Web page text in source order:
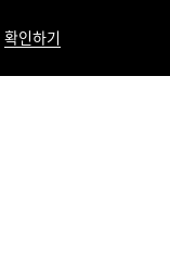
확인하기